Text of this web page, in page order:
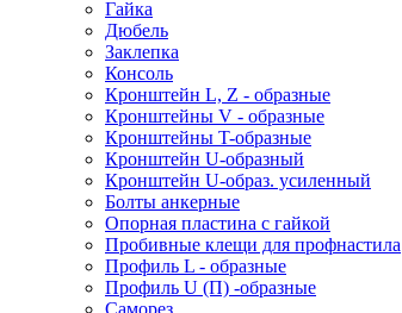
Гайка
Дюбель
Заклепка
Консоль
Кронштейн L, Z - образные
Кронштейны V - образные
Кронштейны T-образные
Кронштейн U-образный
Кронштейн U-образ. усиленный
Болты анкерные
Опорная пластина с гайкой
Пробивные клещи для профнастила
Профиль L - образные
Профиль U (П) -образные